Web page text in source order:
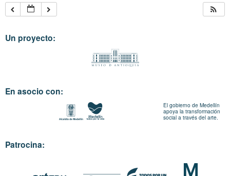
Un proyecto:
En asocio con:
El gobierno de Medellín
apoya la transformación
social a través del arte.
Patrocina: